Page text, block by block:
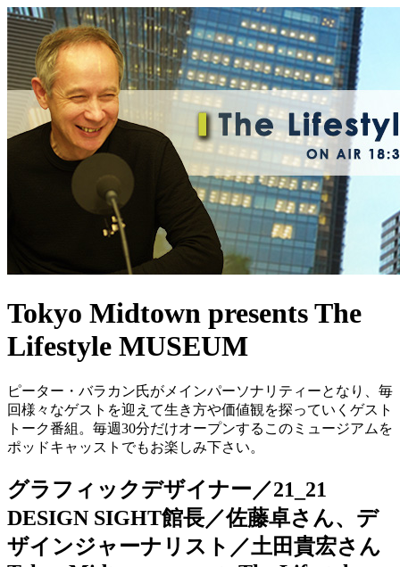
Tokyo Midtown presents The
Lifestyle MUSEUM
ピーター・バラカン氏がメインパーソナリティーとなり、毎
回様々なゲストを迎えて生き方や価値観を探っていくゲスト
トーク番組。毎週30分だけオープンするこのミュージアムを
ポッドキャッストでもお楽しみ下さい。
グラフィックデザイナー／21_21
DESIGN SIGHT館長／佐藤卓さん、デ
ザインジャーナリスト／土田貴宏さん